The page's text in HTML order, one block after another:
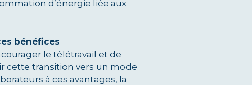
d’énergie liée aux
bénéfices
le télétravail et de
cette transition vers un mode
à ces avantages, la